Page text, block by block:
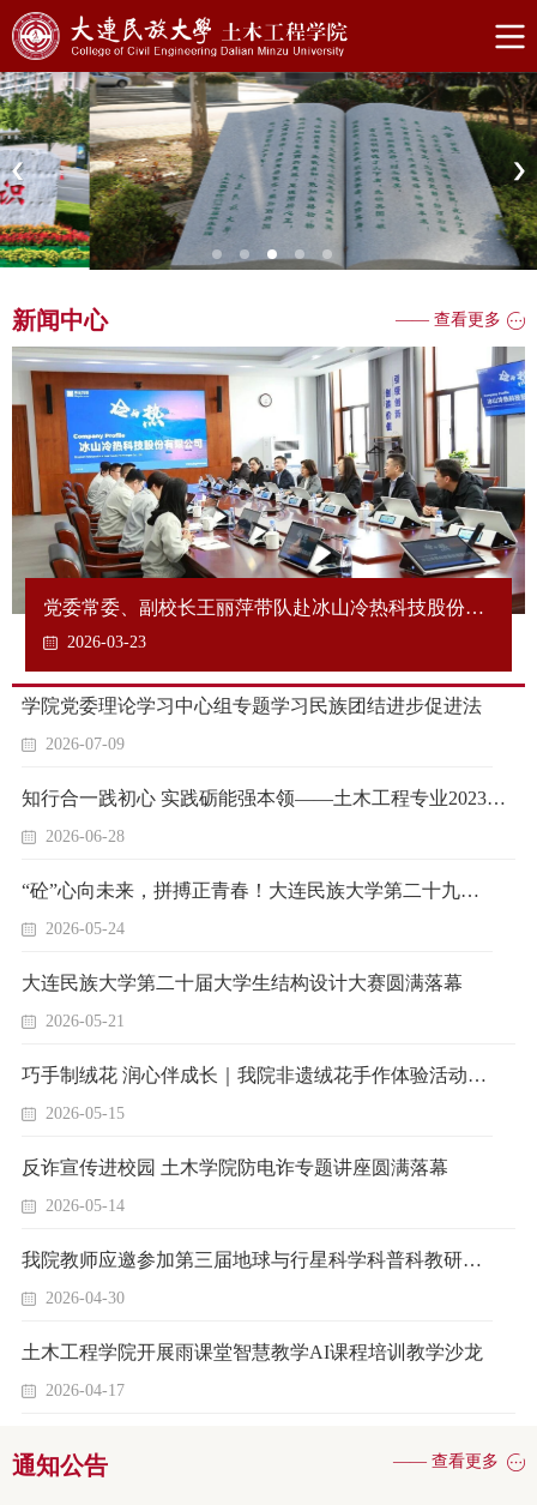
新闻中心 —— 查看更多
党委常委、副校长王丽萍带队赴冰山冷热科技股份有
限公司开展访企拓岗促就业专项活动
2026-03-23
学院党委理论学习中心组专题学习民族团结进步促进法
2026-07-09
知行合一践初心 实践砺能强本领——土木工程专业2023级赴辽宁工业废弃物资源综合利用项目开展生产实习
2026-06-28
“砼”心向未来，拼搏正青春！大连民族大学第二十九届运动会“夯”爆了！
2026-05-24
大连民族大学第二十届大学生结构设计大赛圆满落幕
2026-05-21
巧手制绒花 润心伴成长｜我院非遗绒花手作体验活动圆满落幕
2026-05-15
反诈宣传进校园 土木学院防电诈专题讲座圆满落幕
2026-05-14
我院教师应邀参加第三届地球与行星科学科普科教研讨会并开展科普实践活动
2026-04-30
土木工程学院开展雨课堂智慧教学AI课程培训教学沙龙
2026-04-17
通知公告 —— 查看更多